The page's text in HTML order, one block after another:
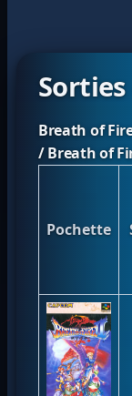
Breath of
/ Breath of
Pochette